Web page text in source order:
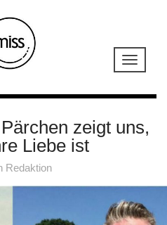
zeigt uns,
Liebe ist
Redaktion